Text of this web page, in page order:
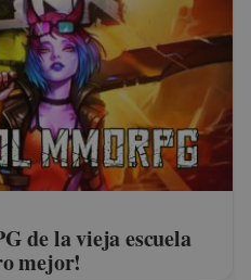
de la vieja escuela
mejor!